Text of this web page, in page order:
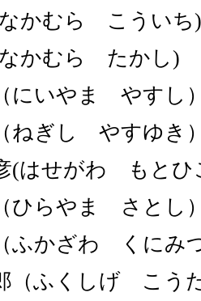
かむら こうい
かむら たかし)
にいやま やす
ねぎし やすゆ
(はせがわ もと
ひらやま さと
ふかざわ くに
（ふくしげ こ